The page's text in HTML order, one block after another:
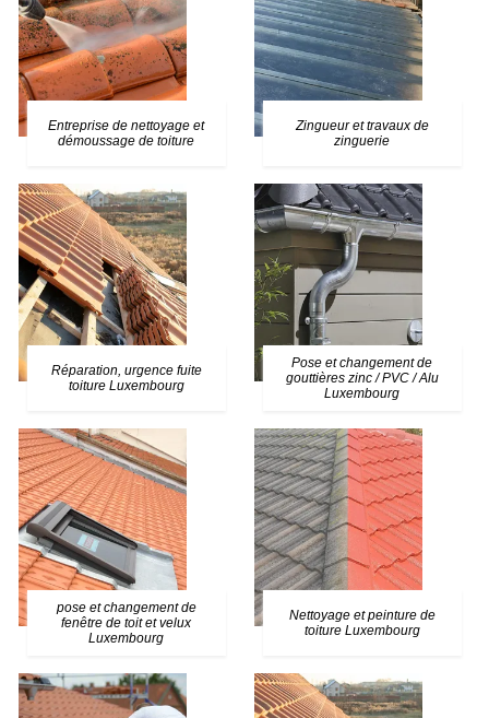
Entreprise de nettoyage et
démoussage de toiture
Zingueur et travaux de
zinguerie
Réparation, urgence fuite
toiture Luxembourg
Pose et changement de
gouttières zinc / PVC / Alu
Luxembourg
pose et changement de
fenêtre de toit et velux
Luxembourg
Nettoyage et peinture de
toiture Luxembourg